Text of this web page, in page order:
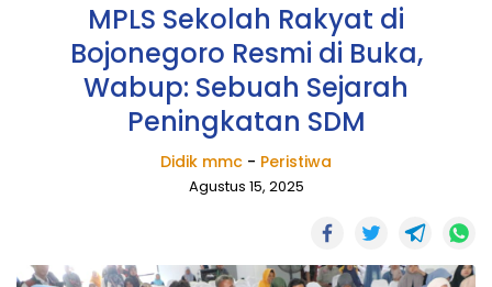
MPLS Sekolah Rakyat di
Bojonegoro Resmi di Buka,
Wabup: Sebuah Sejarah
Peningkatan SDM
Didik mmc - Peristiwa
Agustus 15, 2025